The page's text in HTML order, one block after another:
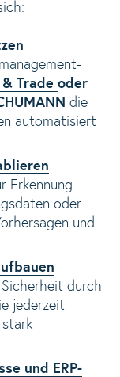
Trade oder
die
automatisiert
Erkennung
oder
und
durch
jederzeit
stark
und ERP-